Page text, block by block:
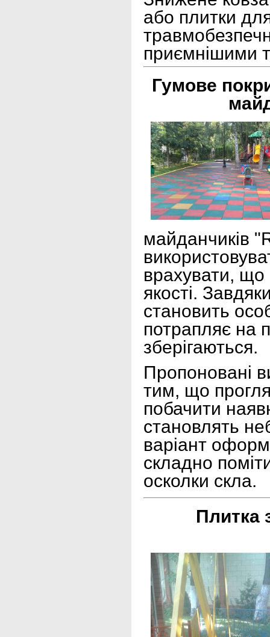
або плитки
приємнішими
Гумове
майданчиків
врахувати, що
якості.
становить
потрапляє на
зберігаються.
Пропоновані
тим, що
побачити
становлять
варіант
складно
осколки скла.
Плитка